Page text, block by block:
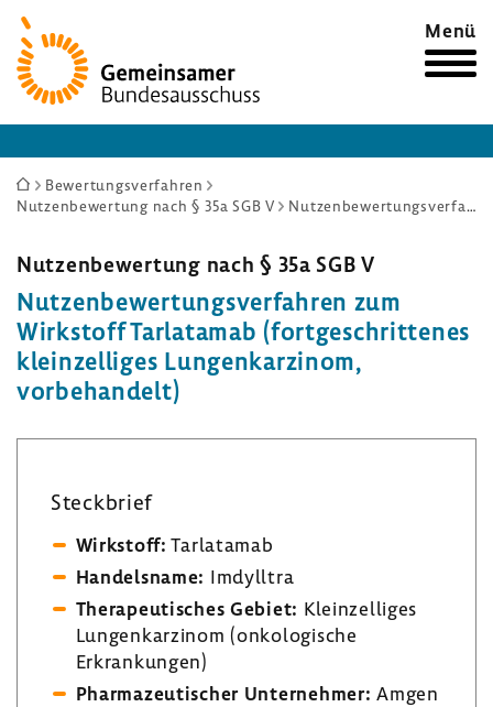
Zur
Startseite
Menü
Sie
sind
Bewertungsverfahren
Nutzenbewertung nach § 35a SGB V
Nutzenbewertungsverfahren zum Wirkstoff Tarlatamab (fortgeschrittenes kleinzelliges Lungenkarzinom, vorbehandelt)
Nutzenbewertung nach § 35a SGB V
Nutzenbewertungsverfahren zum
Wirkstoff Tarlatamab (fortgeschrittenes
kleinzelliges Lungenkarzinom,
vorbehandelt)
Steckbrief
Wirkstoff: Tarlatamab
Handelsname: Imdylltra
Therapeutisches Gebiet: Kleinzelliges
Lungenkarzinom (onkologische
Erkrankungen)
Pharmazeutischer Unternehmer: Amgen